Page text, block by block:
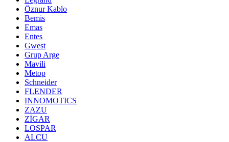
Öznur Kablo
Bemis
Emas
Entes
Gwest
Grup Arge
Mavili
Metop
Schneider
FLENDER
INNOMOTICS
ZAZU
ZİGAR
LOSPAR
ALCU